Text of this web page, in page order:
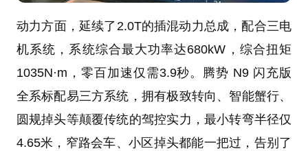
动力方面，延续了2.0T的插混动力总成，配合三电
机系统，系统综合最大功率达680kW，综合扭矩
1035N·m，零百加速仅需3.9秒。腾势 N9 闪充版
全系标配易三方系统，拥有极致转向、智能蟹行、
圆规掉头等颠覆传统的驾控实力，最小转弯半径仅
4.65米，窄路会车、小区掉头都能一把过，告别了